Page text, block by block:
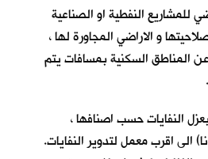
للمشاريع النفطية او الصناعية
و الاراضي المجاورة لها ،
المناطق السكنية بمسافات يتم
النفايات حسب اصنافها ،
الى اقرب معمل لتدوير النفايات.